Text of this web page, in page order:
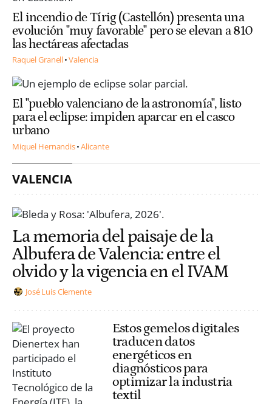
El incendio de Tírig (Castellón) presenta una
evolución "muy favorable" pero se elevan a 810
las hectáreas afectadas
Raquel Granell Valencia
El "pueblo valenciano de la astronomía", listo
para el eclipse: impiden aparcar en el casco
urbano
Miquel Hernandis Alicante
VALENCIA
La memoria del paisaje de la
Albufera de Valencia: entre el
olvido y la vigencia en el IVAM
José Luis Clemente
Estos gemelos digitales
traducen datos
energéticos en
diagnósticos para
optimizar la industria
textil